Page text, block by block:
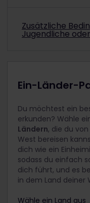
Hinweis: Ein
einem
muss der
reisen, musst
deiner Reise
Zusätzliche
Jugendliche
du während
wirst, dein
dein Kind
musst du
Kinderpass
Sitzplätze/
Kinder
Kinderpass
mindestens
Seniorenpass
Ein-Länder-
Du möchtest ein
erkunden? Wähle
Ländern, die du
West bereisen
dich wie ein
sodass du einfach
dich führt, und es
in dem Land deiner
Wähle ein Land aus